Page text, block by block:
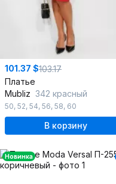
101.37 $103.17
Платье
Mubliz 342 красный
50, 52, 54, 56, 58, 60
В корзину
Новинка